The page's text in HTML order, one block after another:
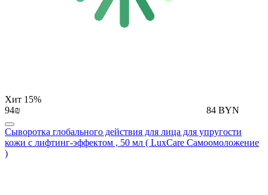
Хит 15%
94₪
84 BYN
Сыворотка глобального действия для лица для упругости
кожи с лифтинг-эффектом , 50 мл ( LuxCare Самоомоложение
)